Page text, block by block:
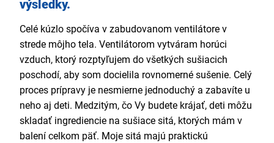
výsledky.
Celé kúzlo spočíva v zabudovanom ventilátore v
strede môjho tela. Ventilátorom vytváram horúci
vzduch, ktorý rozptyľujem do všetkých sušiacich
poschodí, aby som docielila rovnomerné sušenie. Celý
proces prípravy je nesmierne jednoduchý a zabavíte u
neho aj deti. Medzitým, čo Vy budete krájať, deti môžu
skladať ingrediencie na sušiace sitá, ktorých mám v
balení celkom päť. Moje sitá majú praktickú